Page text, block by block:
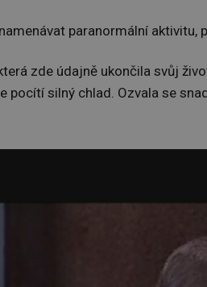
paranormální aktivitu,
zde údajně ukončila svůj
pocítí silný chlad. Ozvala se